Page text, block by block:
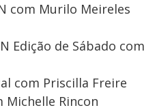
com Murilo Meireles
Edição de Sábado com
com Priscilla Freire
Michelle Rincon